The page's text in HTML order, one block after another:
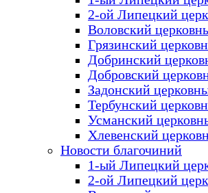
2-ой Липецкий
Воловский
Грязинский
Добринский
Добровский
Задонский
Тербунский
Усманский
Хлевенский
Новости благочиний
1-ый Липецкий
2-ой Липецкий